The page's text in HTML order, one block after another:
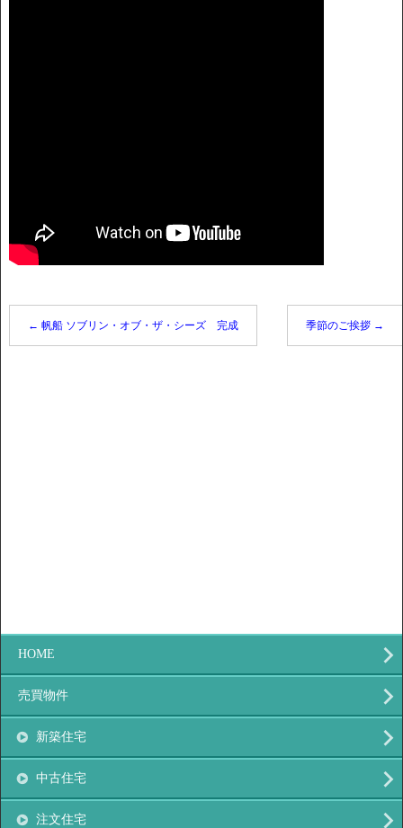
← 帆船 ソブリン・オブ・ザ・シーズ 完成 季節のご挨拶 →
HOME
売買物件
新築住宅
中古住宅
注文住宅